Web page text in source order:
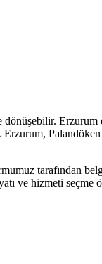
tarafından
ve hizmeti seçme